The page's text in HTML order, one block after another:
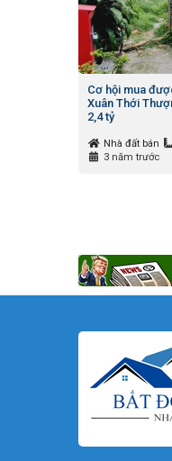
Cơ hội mua
Xuân Thới
2,4 tỷ
Nhà đất bán
3 năm trước
mua bất động sản lời ngay